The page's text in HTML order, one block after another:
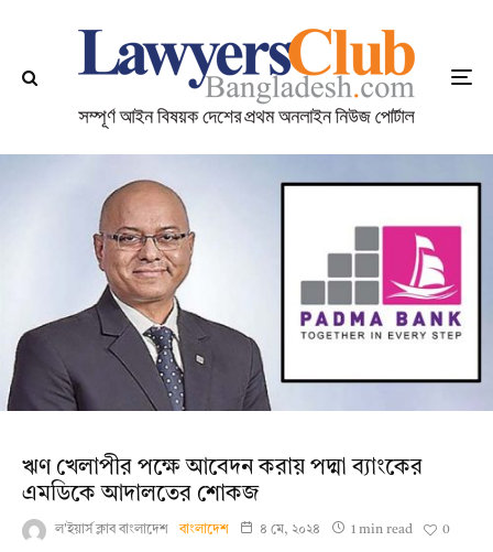
ঋণ খেলাপীর পক্ষে আবেদন করায় পদ্মা ব্যাংকের
এমডিকে আদালতের শোকজ
ল'ইয়ার্স ক্লাব বাংলাদেশ বাংলাদেশ ৪ মে, ২০২৪ 1 min read 0